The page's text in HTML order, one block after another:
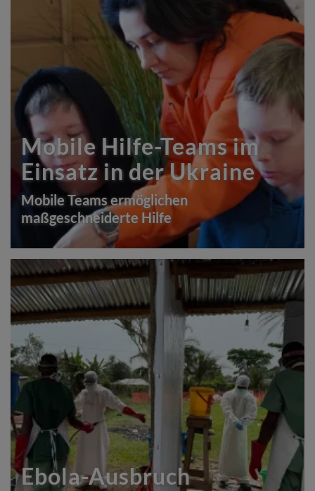
Mobile Hilfe-Teams im
Einsatz in der Ukraine
Mobile Teams ermöglichen
maßgeschneiderte Hilfe
Ebola-Ausbruch